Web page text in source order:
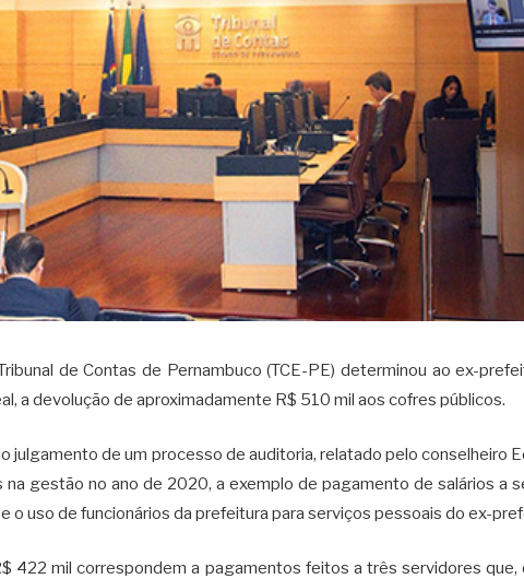
de Contas de Pernambuco (TCE-PE) determinou ao ex-
a devolução de aproximadamente R$ 510 mil aos cofres públicos.
julgamento de um processo de auditoria, relatado pelo conselheiro
na gestão no ano de 2020, a exemplo de pagamento de salários a
o uso de funcionários da prefeitura para serviços pessoais do ex-
422 mil correspondem a pagamentos feitos a três servidores que,